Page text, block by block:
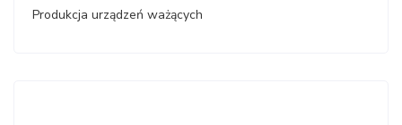
Produkcja urządzeń ważących